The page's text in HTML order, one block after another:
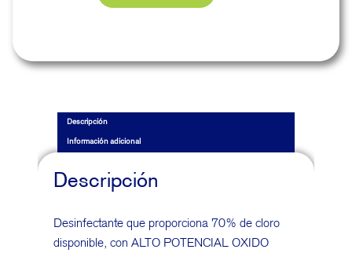
Descripción
Información adicional
Descripción
Desinfectante que proporciona 70% de cloro
disponible, con ALTO POTENCIAL OXIDO